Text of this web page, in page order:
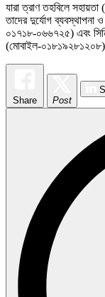
যারা ত্রাণ তহবিলে
তাদের দুর্যোগ ব্যবস্থাপনা
০১৭১৮-০৬৬৭২৫) এবং
(মোবাইল-০১৮১৯২৮১২০৮)
Share Post